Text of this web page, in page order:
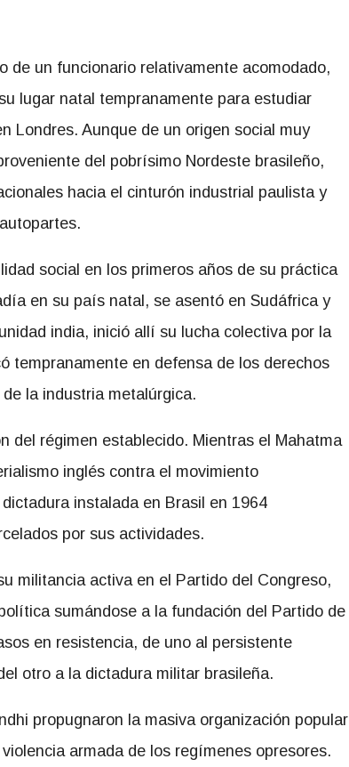
de un funcionario relativamente acomodado,
lugar natal tempranamente para estudiar
Londres. Aunque de un origen social muy
del pobrísimo Nordeste brasileño,
hacia el cinturón industrial paulista y
social en los primeros años de su práctica
en su país natal, se asentó en Sudáfrica y
india, inició allí su lucha colectiva por la
tempranamente en defensa de los derechos
la industria metalúrgica.
del régimen establecido. Mientras el Mahatma
inglés contra el movimiento
instalada en Brasil en 1964
por sus actividades.
militancia activa en el Partido del Congreso,
sumándose a la fundación del Partido de
en resistencia, de uno al persistente
otro a la dictadura militar brasileña.
propugnaron la masiva organización popular
armada de los regímenes opresores.